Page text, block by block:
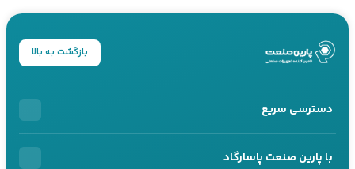
بازگشت به بالا
دسترسی سریع
با پارین صنعت پاسارگاد